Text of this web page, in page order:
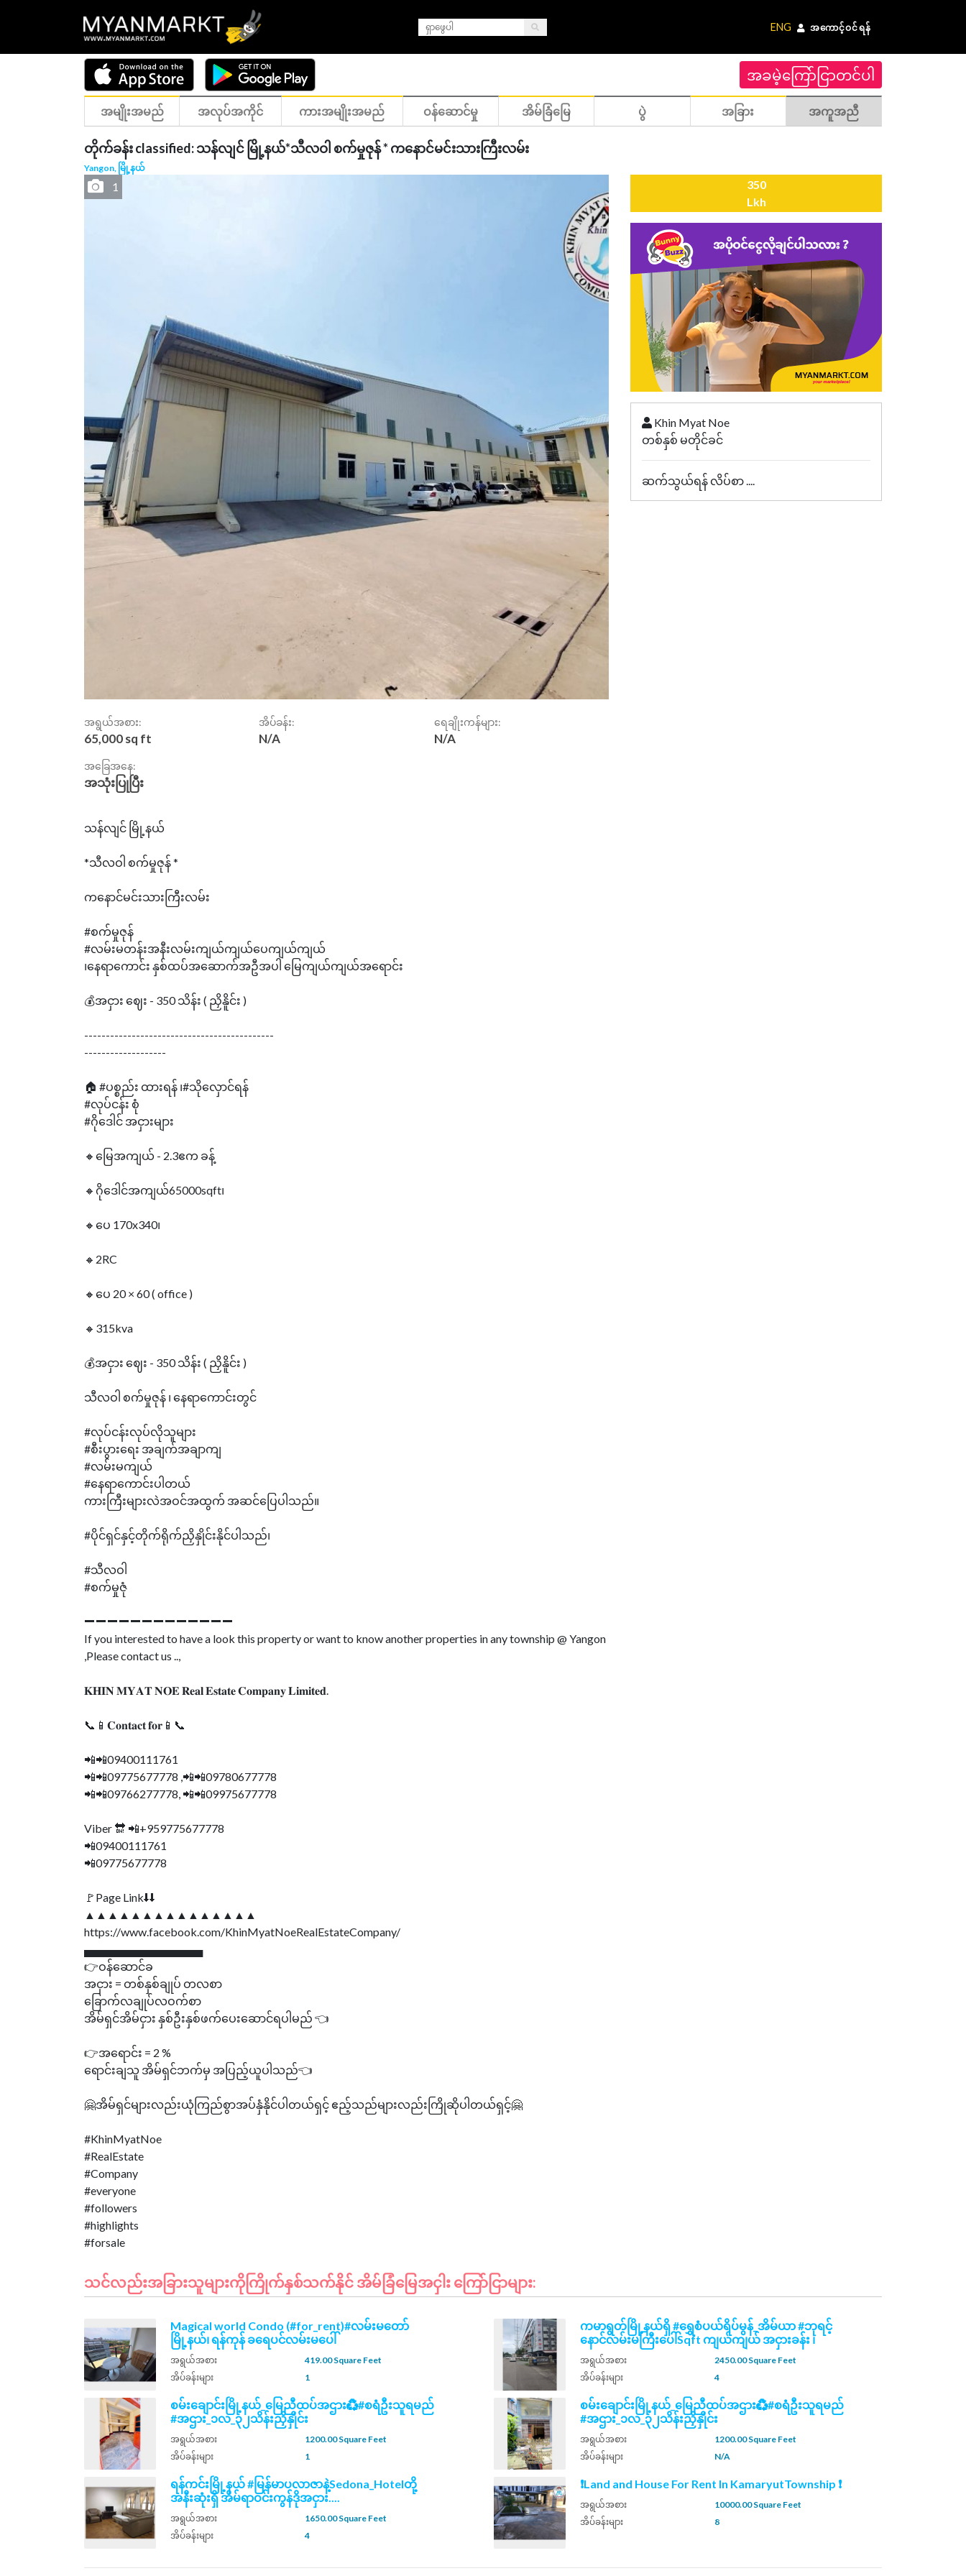
ENG အကောင့်ဝင်ရန်
အခမဲ့ကြော်ငြာတင်ပါ
အမျိုးအမည် အလုပ်အကိုင် ကားအမျိုးအမည် ဝန်ဆောင်မှု အိမ်ခြံမြေ ပွဲ အခြား အကူအညီ
တိုက်ခန်း classified: သန်လျင် မြို့နယ်*သီလဝါ စက်မှုဇုန် * ကနောင်မင်းသားကြီးလမ်း
Yangon, မြို့နယ်
1
350
Lkh
Khin Myat Noe
တစ်နှစ် မတိုင်ခင်
ဆက်သွယ်ရန် လိပ်စာ ....
အရွယ်အစား:
65,000 sq ft
အိပ်ခန်း:
N/A
ရေချိုးကန်များ:
N/A
အခြေအနေ:
အသုံးပြုပြီး
သန်လျင် မြို့နယ်
*သီလဝါ စက်မှုဇုန် *
ကနောင်မင်းသားကြီးလမ်း
#စက်မှုဇုန်
#လမ်းမတန်းအနီးလမ်းကျယ်ကျယ်ပေကျယ်ကျယ်
၊နေရာကောင်း နှစ်ထပ်အဆောက်အဦအပါ မြေကျယ်ကျယ်အရောင်း
💰အငှား ဈေး - 350 သိန်း ( ညှိနိူင်း )
--------------------------------------------
-------------------
🏠 #ပစ္စည်း ထားရန် ၊#သိုလှောင်ရန်
#လုပ်ငန်း စုံ
#ဂိုဒေါင် အငှားများ
🔸မြေအကျယ် - 2.3ဧက ခန့်
🔸ဂိုဒေါင်အကျယ်65000sqft၊‌
🔸‌ပေ 170x340၊
🔸2RC
🔸ပေ 20 × 60 ( office )
🔸315kva
💰အငှား ဈေး - 350 သိန်း ( ညှိနိူင်း )
သီလဝါ စက်မှုဇုန် ၊ နေရာကောင်းတွင်
#လုပ်ငန်းလုပ်လိုသူများ
#စီးပွားရေး အချက်အချာကျ
#လမ်းမကျယ်
#နေရာကောင်းပါတယ်
ကားကြီးများလဲအဝင်အထွက် အဆင်ပြေပါသည်။
#ပိုင်ရှင်နှင့်တိုက်ရိုက်ညှိနှိုင်းနိုင်ပါသည်၊
#သီလဝါ
#စက်မှုဇုံ
➖➖➖➖➖➖➖➖➖➖➖➖➖
If you interested to have a look this property or want to know another properties in any township @ Yangon
,Please contact us ..,
𝐊𝐇𝐈𝐍 𝐌𝐘𝐀𝐓 𝐍𝐎𝐄 𝐑𝐞𝐚𝐥 𝐄𝐬𝐭𝐚𝐭𝐞 𝐂𝐨𝐦𝐩𝐚𝐧𝐲 𝐋𝐢𝐦𝐢𝐭𝐞𝐝.
📞📱𝐂𝐨𝐧𝐭𝐚𝐜𝐭 𝐟𝐨𝐫📱📞
📲📲09400111761
📲📲09775677778 ,📲📲09780677778
📲📲09766277778, 📲📲09975677778
Viber 🔛 📲+959775677778
📲09400111761
📲09775677778
🚩Page Link⬇⬇
▲▲▲▲▲▲▲▲▲▲▲▲▲▲▲
https://www.facebook.com/KhinMyatNoeRealEstateCompany/
▄▄▄▄▄▄▄▄▄▄▄▄▄▄▄
👉ဝန်ဆောင်ခ
အငှား = တစ်နှစ်ချုပ် တလစာ
ခြောက်လချုပ်လဝက်စာ
အိမ်ရှင်အိမ်ငှား နှစ်ဦးနှစ်ဖက်ပေးဆောင်ရပါမည် 👈
👉အရောင်း = 2 %
ရောင်းချသူ အိမ်ရှင်ဘက်မှ အပြည့်ယူပါသည်👈
🤗အိမ်ရှင်များလည်းယုံကြည်စွာအပ်နှံနိုင်ပါတယ်ရှင့် ဧည့်သည်များလည်းကြိုဆိုပါတယ်ရှင့်🤗
#KhinMyatNoe
#RealEstate
#Company
#everyone
#followers
#highlights
သင်လည်းအခြားသူများကိုကြိုက်နှစ်သက်နိုင် အိမ်ခြံမြေအငှါး ကြော်ငြာများ:
Magical world Condo (#for_rent)#လမ်းမတော်
မြို့နယ်၊ ရန်ကုန် ခရေပင်လမ်းမပေါ်
အရွယ်အစား
419.00 Square Feet
အိပ်ခန်းများ
1
ကမာရွတ်မြို့နယ်ရှိ #ရွှေစံပယ်ရိပ်မွန်_အိမ်ယာ #ဘုရင့်
နောင်လမ်းမကြီးပေါ်Sqft ကျယ်ကျယ် အငှားခန်း ၊
အရွယ်အစား
2450.00 Square Feet
အိပ်ခန်းများ
4
စမ်းချောင်းမြို့နယ်_မြေညီထပ်အဌား♻️#စရံဦးသူရမည်
#အဌား_၁လ_၃၂သိန်းညှိနှိုင်း
အရွယ်အစား
1200.00 Square Feet
အိပ်ခန်းများ
1
စမ်းချောင်းမြို့နယ်_မြေညီထပ်အဌား♻️#စရံဦးသူရမည်
#အဌား_၁လ_၃၂သိန်းညှိနှိုင်း
အရွယ်အစား
1200.00 Square Feet
အိပ်ခန်းများ
N/A
ရန်ကင်းမြို့နယ် #မြန်မာပလာဇာနဲ့Sedona_Hotelတို့
အနီးဆုံးရှိ အိမ်ရာဝင်းကွန်ဒိုအငှား....
အရွယ်အစား
1650.00 Square Feet
အိပ်ခန်းများ
4
❗Land and House For Rent In KamaryutTownship ❗
အရွယ်အစား
10000.00 Square Feet
အိပ်ခန်းများ
8